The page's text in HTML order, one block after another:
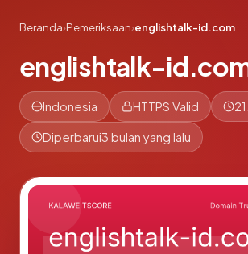
Beranda›Pemeriksaan›englishtalk-id.com
englishtalk-
Indonesia HTTPS Valid
Diperbarui3 bulan yang lalu